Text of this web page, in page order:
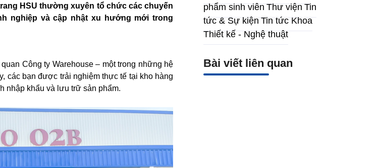
trang HSU thường xuyên tổ chức các
doanh nghiệp và cập nhật xu hướng mới
quan Công ty Warehouse – một trong
Nam. Tại đây, các bạn được trải nghiệm
xem tận mắt quy trình nhập khẩu và lưu
phẩm sinh viênThư việnTin
tức & Sự kiệnTin tức Khoa
Thiết kế - Nghệ thuật
Bài viết liên quan